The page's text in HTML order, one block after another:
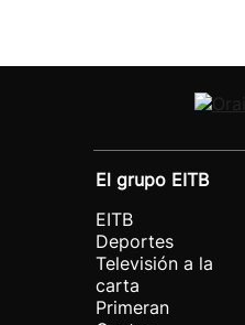
El grupo EITB
EITB
Deportes
Televisión a la
carta
Primeran